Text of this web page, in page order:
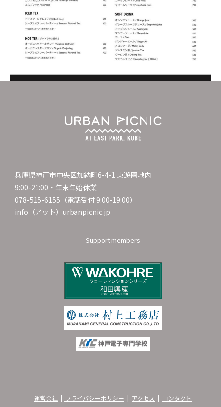
兵庫県神戸市中央区加納町6-4-1 東遊園地内
9:00-21:00・年末年始休業
078-515-6155（電話受付 9:00-19:00）
info（アット）urbanpicnic.jp
Support members
運営会社 | プライバシーポリシー | アクセス | コンタクト